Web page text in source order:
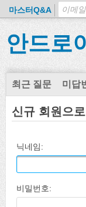
마스터Q&A
안드로
최근 질문 미답
신규 회원으
닉네임:
비밀번호: